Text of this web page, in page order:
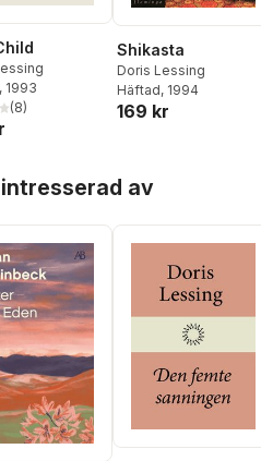
, 1993
5 stjärnor. Totalt antal röster:
(8)
Shikasta
Doris Lessing
Häftad, 1994
169 kr
av